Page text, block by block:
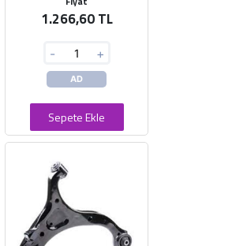
1.266,60 TL
- +
AD
Sepete Ekle